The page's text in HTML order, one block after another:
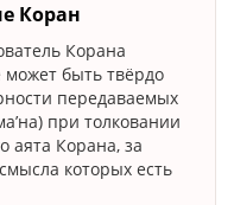
Коран
Корана
может быть твёрдо
передаваемых
при толковании
аята Корана, за
которых есть